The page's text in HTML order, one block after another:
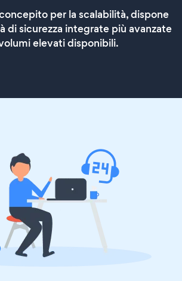
per la scalabilità, dispone
di sicurezza integrate più avanzate
elevati disponibili.